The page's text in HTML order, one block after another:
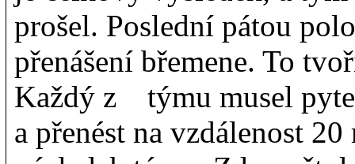
prošel. Poslední pátou
přenášení břemene. To
Každý z týmu musel
a přenést na vzdálenost